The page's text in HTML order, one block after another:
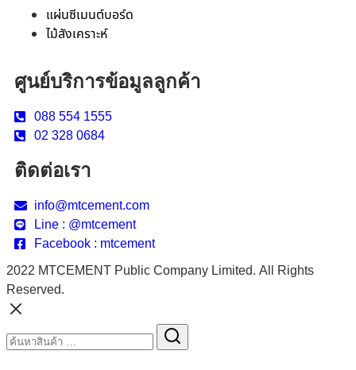
แผ่นซีเมนต์บอร์ด
ไม้สังเคราะห์
ศูนย์บริการข้อมูลลูกค้า
088 554 1555
02 328 0684
ติดต่อเรา
info@mtcement.com
Line : @mtcement
Facebook : mtcement
2022 MTCEMENT Public Company Limited. All Rights
Reserved.